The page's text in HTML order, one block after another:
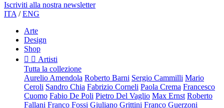
Iscriviti alla nostra newsletter
ITA /ENG
Arte
Design
Shop
  Artisti
Tutta la collezione
Aurelio Amendola Roberto Barni Sergio Cammilli Mario
Ceroli Sandro Chia Fabrizio Corneli Paola Crema Francesco
Cuomo Fabio De Poli Pietro Del Vaglio Max Ernst Roberto
Fallani Franco Fossi Giuliano Grittini Franco Guerzoni